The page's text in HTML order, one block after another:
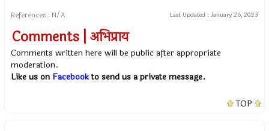
References : N/A Last Updated : January 26, 2023
Comments | अभिप्राय
Comments written here will be public after appropriate
moderation.
Like us on Facebookto send us a private message.
TOP